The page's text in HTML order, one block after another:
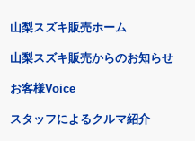
山梨スズキ販売ホーム
山梨スズキ販売からのお知らせ
お客様Voice
スタッフによるクルマ紹介